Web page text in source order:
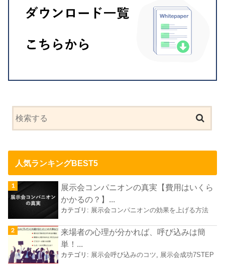
人気ランキングBEST5
展示会コンパニオンの真実【費用はいくら
かかるの？】...
カテゴリ: 展示会コンパニオンの効果を上げる方法
来場者の心理が分かれば、呼び込みは簡
単！...
カテゴリ: 展示会呼び込みのコツ 展示会成功7STEP